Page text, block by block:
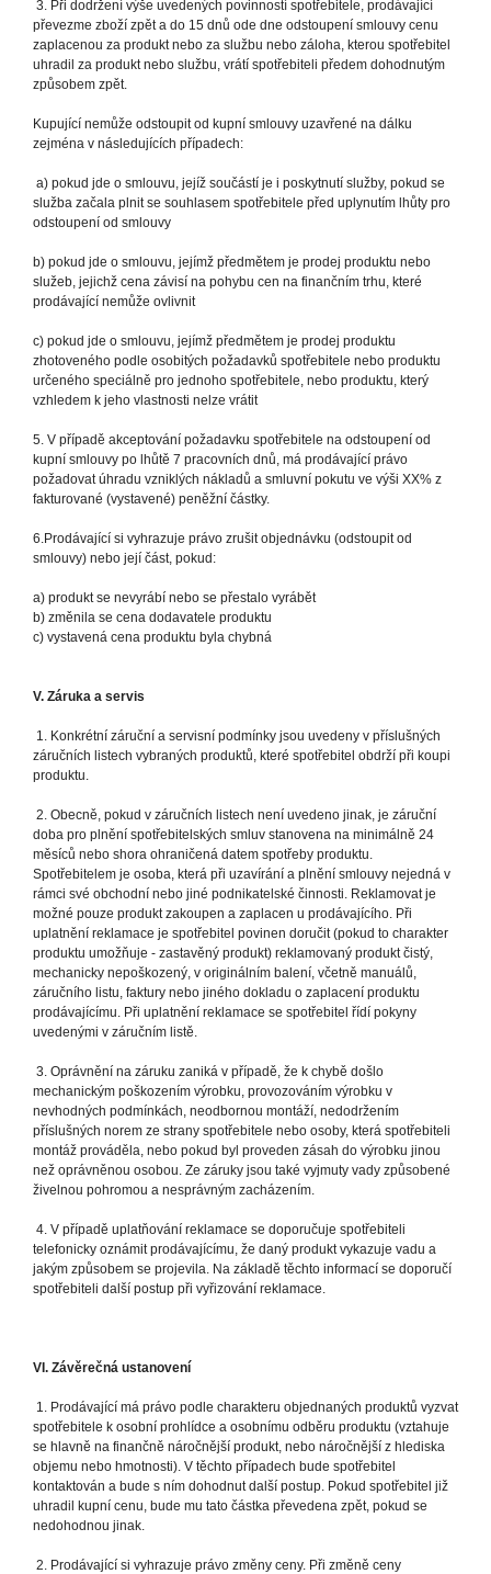
3. Při dodržení výše uvedených povinností spotřebitele, prodávající
převezme zboží zpět a do 15 dnů ode dne odstoupení smlouvy cenu
zaplacenou za produkt nebo za službu nebo záloha, kterou spotřebitel
uhradil za produkt nebo službu, vrátí spotřebiteli předem dohodnutým
způsobem zpět.
Kupující nemůže odstoupit od kupní smlouvy uzavřené na dálku
zejména v následujících případech:
a) pokud jde o smlouvu, jejíž součástí je i poskytnutí služby, pokud se
služba začala plnit se souhlasem spotřebitele před uplynutím lhůty pro
odstoupení od smlouvy
b) pokud jde o smlouvu, jejímž předmětem je prodej produktu nebo
služeb, jejichž cena závisí na pohybu cen na finančním trhu, které
prodávající nemůže ovlivnit
c) pokud jde o smlouvu, jejímž předmětem je prodej produktu
zhotoveného podle osobitých požadavků spotřebitele nebo produktu
určeného speciálně pro jednoho spotřebitele, nebo produktu, který
vzhledem k jeho vlastnosti nelze vrátit
5. V případě akceptování požadavku spotřebitele na odstoupení od
kupní smlouvy po lhůtě 7 pracovních dnů, má prodávající právo
požadovat úhradu vzniklých nákladů a smluvní pokutu ve výši XX% z
fakturované (vystavené) peněžní částky.
6.Prodávající si vyhrazuje právo zrušit objednávku (odstoupit od
smlouvy) nebo její část, pokud:
a) produkt se nevyrábí nebo se přestalo vyrábět
b) změnila se cena dodavatele produktu
c) vystavená cena produktu byla chybná
V. Záruka a servis
1. Konkrétní záruční a servisní podmínky jsou uvedeny v příslušných
záručních listech vybraných produktů, které spotřebitel obdrží při koupi
produktu.
2. Obecně, pokud v záručních listech není uvedeno jinak, je záruční
doba pro plnění spotřebitelských smluv stanovena na minimálně 24
měsíců nebo shora ohraničená datem spotřeby produktu.
Spotřebitelem je osoba, která při uzavírání a plnění smlouvy nejedná v
rámci své obchodní nebo jiné podnikatelské činnosti. Reklamovat je
možné pouze produkt zakoupen a zaplacen u prodávajícího. Při
uplatnění reklamace je spotřebitel povinen doručit (pokud to charakter
produktu umožňuje - zastavěný produkt) reklamovaný produkt čistý,
mechanicky nepoškozený, v originálním balení, včetně manuálů,
záručního listu, faktury nebo jiného dokladu o zaplacení produktu
prodávajícímu. Při uplatnění reklamace se spotřebitel řídí pokyny
uvedenými v záručním listě.
3. Oprávnění na záruku zaniká v případě, že k chybě došlo
mechanickým poškozením výrobku, provozováním výrobku v
nevhodných podmínkách, neodbornou montáží, nedodržením
příslušných norem ze strany spotřebitele nebo osoby, která spotřebiteli
montáž prováděla, nebo pokud byl proveden zásah do výrobku jinou
než oprávněnou osobou. Ze záruky jsou také vyjmuty vady způsobené
živelnou pohromou a nesprávným zacházením.
4. V případě uplatňování reklamace se doporučuje spotřebiteli
telefonicky oznámit prodávajícímu, že daný produkt vykazuje vadu a
jakým způsobem se projevila. Na základě těchto informací se doporučí
spotřebiteli další postup při vyřizování reklamace.
VI. Závěrečná ustanovení
1. Prodávající má právo podle charakteru objednaných produktů vyzvat
spotřebitele k osobní prohlídce a osobnímu odběru produktu (vztahuje
se hlavně na finančně náročnější produkt, nebo náročnější z hlediska
objemu nebo hmotnosti). V těchto případech bude spotřebitel
kontaktován a bude s ním dohodnut další postup. Pokud spotřebitel již
uhradil kupní cenu, bude mu tato částka převedena zpět, pokud se
nedohodnou jinak.
2. Prodávající si vyhrazuje právo změny ceny. Při změně ceny